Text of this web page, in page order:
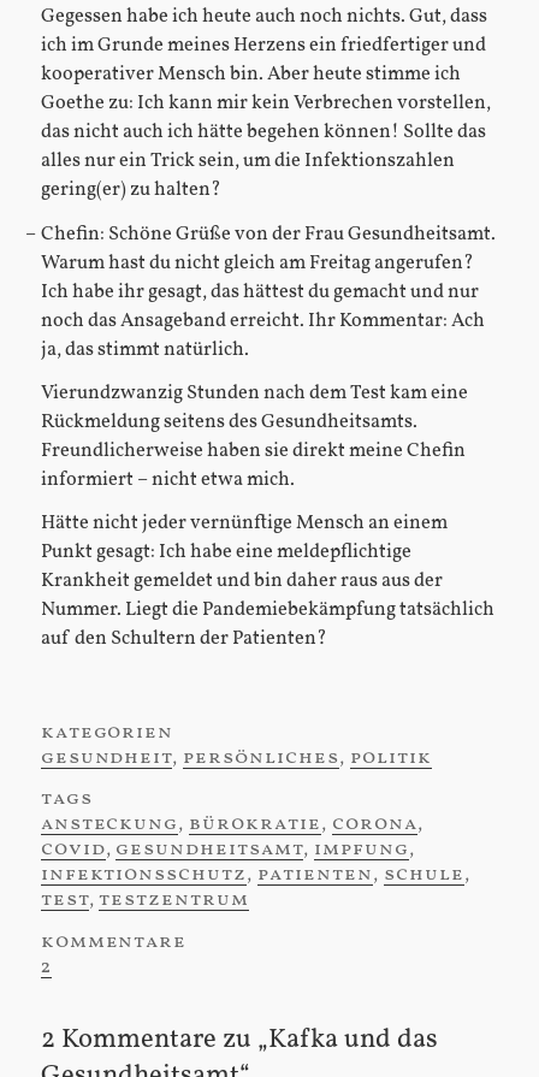
Gegessen habe ich heute auch noch nichts. Gut, dass
ich im Grunde meines Herzens ein friedfertiger und
kooperativer Mensch bin. Aber heute stimme ich
Goethe zu: Ich kann mir kein Verbrechen vorstellen,
das nicht auch ich hätte begehen können! Sollte das
alles nur ein Trick sein, um die Infektionszahlen
gering(er) zu halten?
Chefin: Schöne Grüße von der Frau Gesundheitsamt.
Warum hast du nicht gleich am Freitag angerufen?
Ich habe ihr gesagt, das hättest du gemacht und nur
noch das Ansageband erreicht. Ihr Kommentar: Ach
ja, das stimmt natürlich.
Vierundzwanzig Stunden nach dem Test kam eine
Rückmeldung seitens des Gesundheitsamts.
Freundlicherweise haben sie direkt meine Chefin
informiert – nicht etwa mich.
Hätte nicht jeder vernünftige Mensch an einem
Punkt gesagt: Ich habe eine meldepflichtige
Krankheit gemeldet und bin daher raus aus der
Nummer. Liegt die Pandemiebekämpfung tatsächlich
auf den Schultern der Patienten?
kategorien
gesundheit, persönliches, politik
tags
ansteckung, bürokratie, corona,
covid, gesundheitsamt, impfung,
infektionsschutz, patienten, schule,
test,testzentrum
kommentare
2
2 Kommentare zu „Kafka und das